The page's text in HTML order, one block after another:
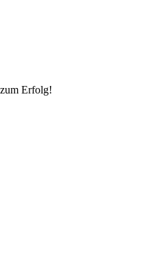
Erfolg!